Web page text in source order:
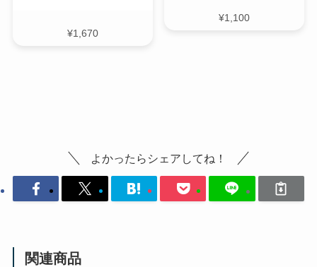
¥1,670
¥1,100
よかったらシェアしてね！
関連商品